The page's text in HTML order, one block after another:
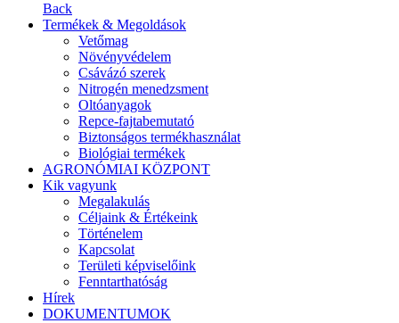
Back
Termékek & Megoldások
Vetőmag
Növényvédelem
Csávázó szerek
Nitrogén menedzsment
Oltóanyagok
Repce-fajtabemutató
Biztonságos termékhasználat
Biológiai termékek
AGRONÓMIAI KÖZPONT
Kik vagyunk
Megalakulás
Céljaink & Értékeink
Történelem
Kapcsolat
Területi képviselőink
Fenntarthatóság
Hírek
DOKUMENTUMOK